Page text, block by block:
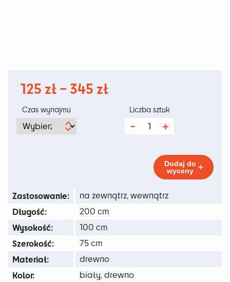
125 zł– 345 złZakres
cen:
Czas wynajmu
ilość
Nature
HT
Liczba sztuk
Dodaj do
wyceny
Zastosowanie: na zewnątrz, wewnątrz
Długość: 200 cm
Wysokość: 100 cm
Szerokość: 75 cm
Materiał: drewno
Kolor:
biały, drewno